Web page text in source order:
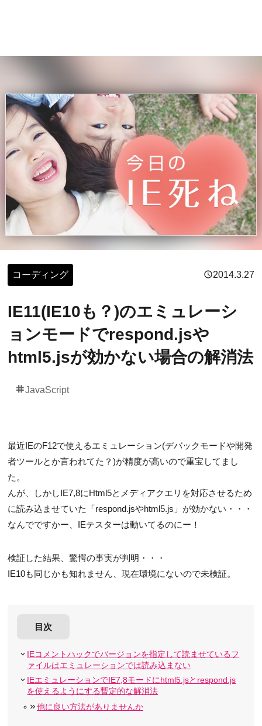
コーディング schedule2014.3.27
IE11(IE10も？)のエミュレーシ
ョンモードでrespond.jsや
html5.jsが効かない場合の解消法
JavaScript
最近IEのF12で使えるエミュレーション(デバックモードや開発
者ツールとか言われてた？)が精度が高いので重宝してまし
た。
んが、しかしIE7,8にHtml5とメディアクエリを対応させるため
に読み込ませていた「respond.jsやhtml5.js」が効かない・・・
なんでですかー、IEテスターは動いてるのにー！
検証した結果、驚愕の事実が判明・・・
IE10も同じかも知れません、現在環境にないので未検証。
目次
IEコメントハックでバージョンを指定して読ませているフ
ァイルはエミュレーションでは読み込まない
IEエミュレーションでIE7,8モードにhtml5.jsとrespond.js
を使えるようにする暫定的な解消法
他に良い方法がありませんか